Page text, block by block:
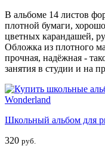
В альбоме 14 листов
плотной бумаги,
цветных карандашей,
Обложка из плотного
прочная, надёжная -
занятия в студии и на
Школьный альбом для
320 руб.